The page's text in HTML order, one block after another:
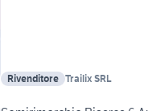
Rivenditore Trailix SRL